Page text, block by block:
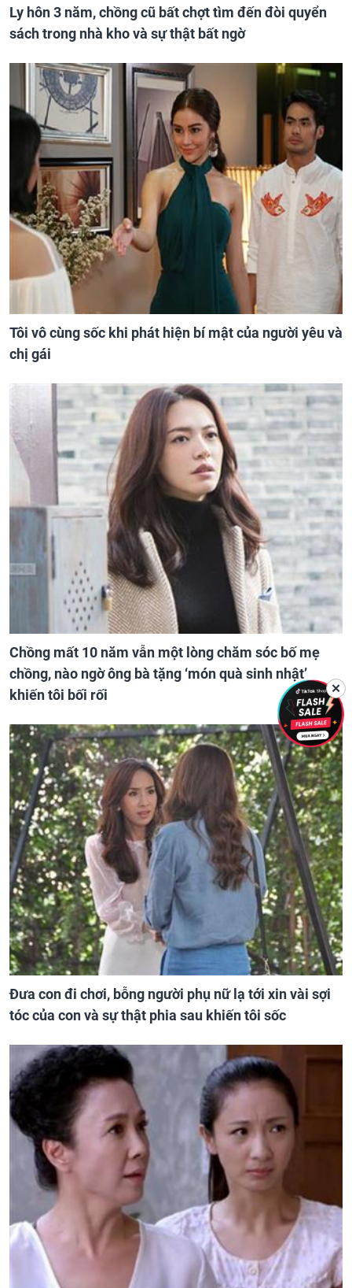
Ly hôn 3 năm, chồng cũ bất chợt tìm đến đòi quyển
sách trong nhà kho và sự thật bất ngờ
Tôi vô cùng sốc khi phát hiện bí mật của người yêu và
chị gái
Chồng mất 10 năm vẫn một lòng chăm sóc bố mẹ
chồng, nào ngờ ông bà tặng ‘món quà sinh nhật’
khiến tôi bối rối
Đưa con đi chơi, bỗng người phụ nữ lạ tới xin vài sợi
tóc của con và sự thật phia sau khiến tôi sốc
✕